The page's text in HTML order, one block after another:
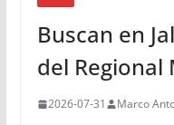
Buscan en
del Regional
2026-07-31 Marco